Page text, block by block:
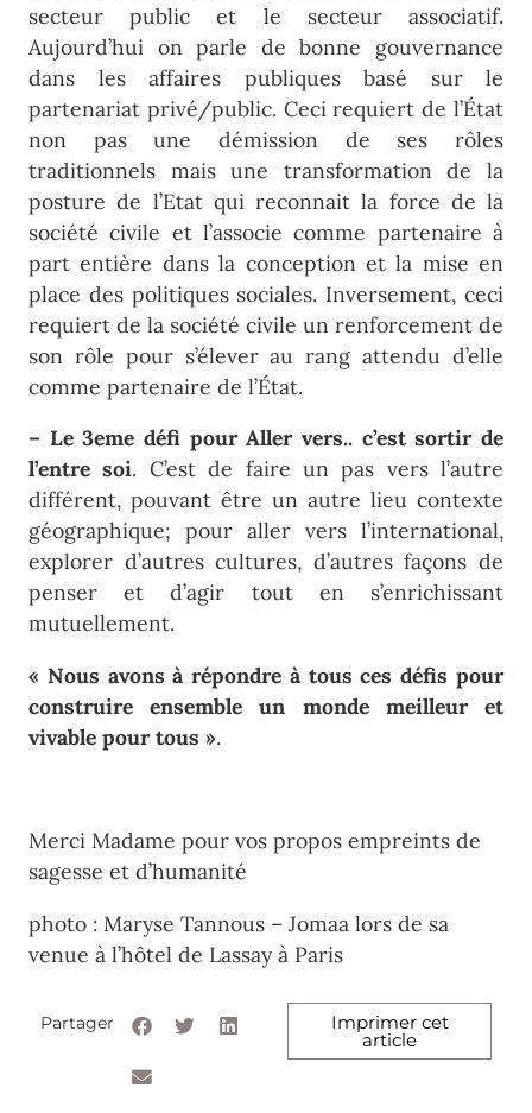
secteur public et le secteur associatif.
Aujourd’hui on parle de bonne gouvernance
dans les affaires publiques basé sur le
partenariat privé/public. Ceci requiert de l’État
non pas une démission de ses rôles
traditionnels mais une transformation de la
posture de l’Etat qui reconnait la force de la
société civile et l’associe comme partenaire à
part entière dans la conception et la mise en
place des politiques sociales. Inversement, ceci
requiert de la société civile un renforcement de
son rôle pour s’élever au rang attendu d’elle
comme partenaire de l’État.
– Le 3eme défi pour Aller vers.. c’est sortir de
l’entre soi. C’est de faire un pas vers l’autre
différent, pouvant être un autre lieu contexte
géographique; pour aller vers l’international,
explorer d’autres cultures, d’autres façons de
penser et d’agir tout en s’enrichissant
mutuellement.
« Nous avons à répondre à tous ces défis pour
construire ensemble un monde meilleur et
vivable pour tous ».
Merci Madame pour vos propos empreints de
sagesse et d’humanité
photo : Maryse Tannous – Jomaa lors de sa
venue à l’hôtel de Lassay à Paris
Partager Imprimer cet
article